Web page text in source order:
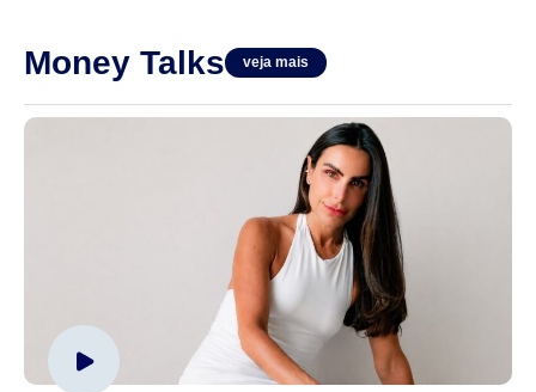
Money Talks veja mais